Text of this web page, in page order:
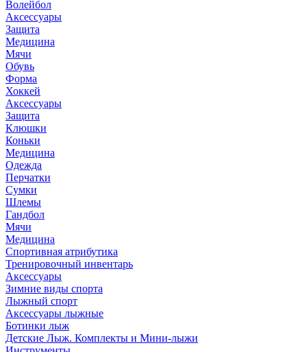
Волейбол
Аксессуары
Защита
Медицина
Мячи
Обувь
Форма
Хоккей
Аксессуары
Защита
Клюшки
Коньки
Медицина
Одежда
Перчатки
Сумки
Шлемы
Гандбол
Мячи
Медицина
Спортивная атрибутика
Тренировочный инвентарь
Аксессуары
Зимние виды спорта
Лыжный спорт
Аксессуары лыжные
Ботинки лыж
Детские Лыж. Комплекты и Мини-лыжи